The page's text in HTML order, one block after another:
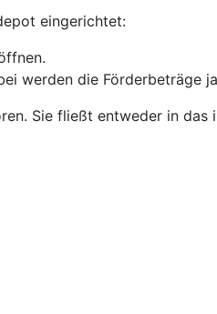
eingerichtet:
werden die Förderbeträge
Sie fließt entweder in